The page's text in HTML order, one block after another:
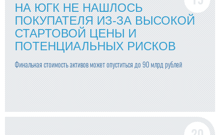
НА ЮГК НЕ НАШЛОСЬ
ПОКУПАТЕЛЯ ИЗ-ЗА ВЫСОКОЙ
СТАРТОВОЙ ЦЕНЫ И
ПОТЕНЦИАЛЬНЫХ РИСКОВ
Финальная стоимость активов может опуститься до 90 млрд рублей